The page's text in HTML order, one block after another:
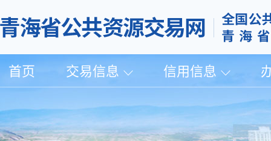
首页 交易信息 信用信息